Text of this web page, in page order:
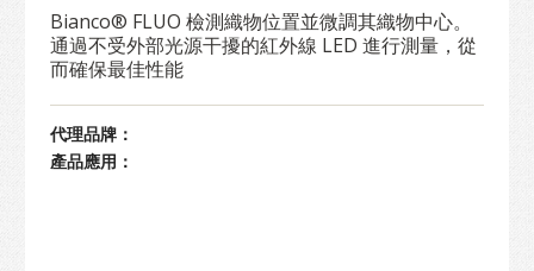
Bianco® FLUO 檢測織物位置並微調其織物中心。
通過不受外部光源干擾的紅外線 LED 進行測量，從
而確保最佳性能
代理品牌：
產品應用：